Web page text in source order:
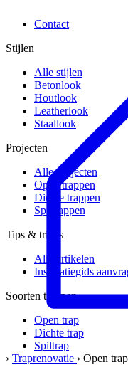
Contact
Stijlen
Alle stijlen
Betonlook
Houtlook
Leatherlook
Staallook
Projecten
Alle projecten
Open trappen
Dichte trappen
Spiltrappen
Tips & tricks
Alle artikelen
Inspiratiegids
Soorten trappen
Open trap
Dichte trap
Spiltrap
› Traprenovatie › Open trap